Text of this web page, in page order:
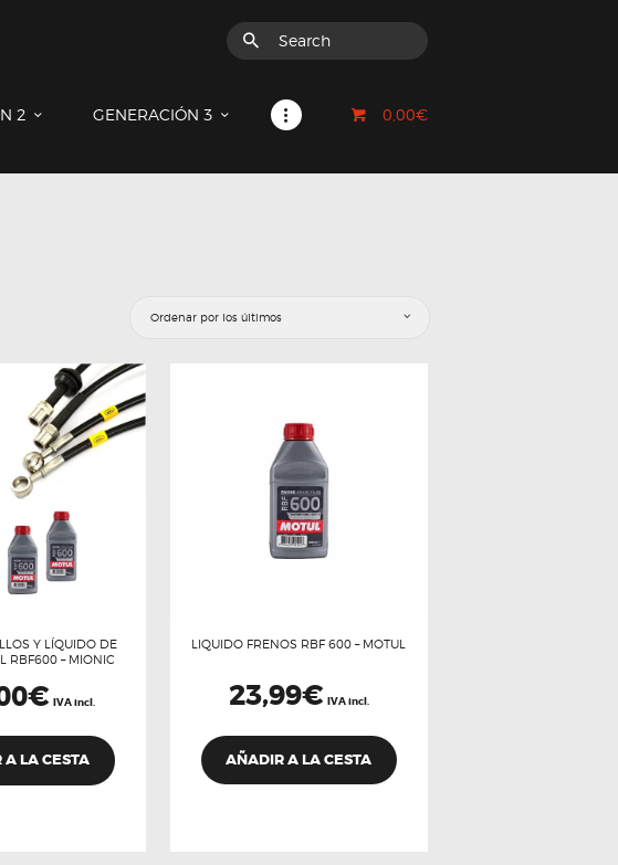
2 GENERACIÓN 3 0,00€
Y LÍQUIDO DE
RBF600 – MIONIC
€ IVA incl.
LA CESTA
LIQUIDO FRENOS RBF 600 – MOTUL
23,99€ IVA incl.
AÑADIR A LA CESTA